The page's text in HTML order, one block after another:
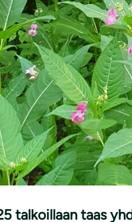
talkoillaan taas